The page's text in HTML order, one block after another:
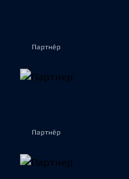
Партнёр
Партнёр